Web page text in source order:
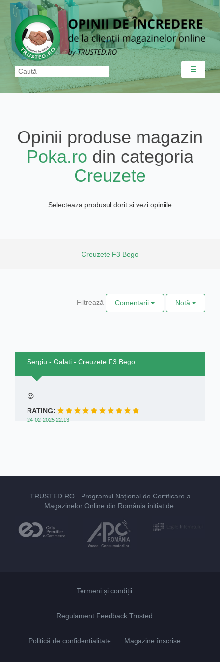
☰
Opinii produse magazin
Poka.ro din categoria
Creuzete
Selecteaza produsul dorit si vezi opiniile
Creuzete F3 Bego
Filtrează Comentarii Notă
Sergiu - Galati - Creuzete F3 Bego
😍
RATING:
24-02-2025 22:13
TRUSTED.RO - Programul Național de Certificare a
Magazinelor Online din România inițiat de:
Termeni și condiții
Regulament Feedback Trusted
Politică de confidențialitate Magazine înscrise